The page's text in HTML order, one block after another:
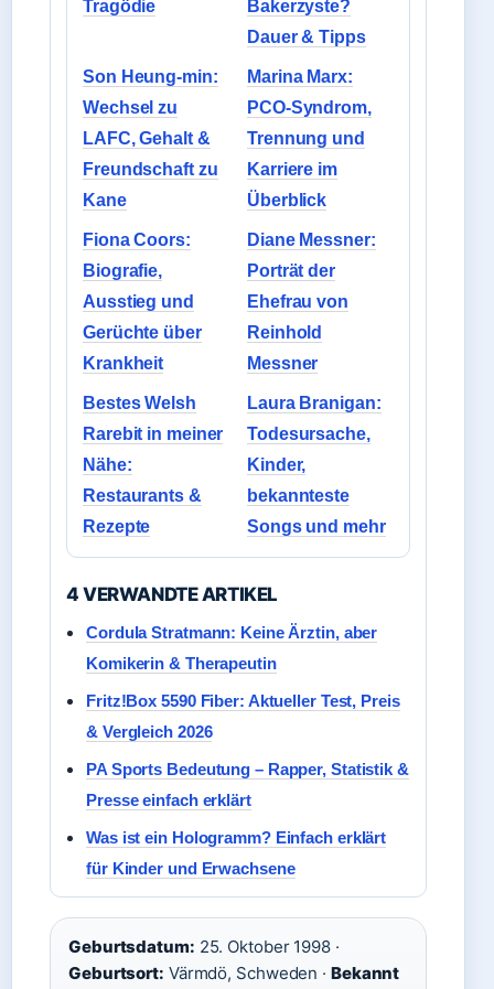
Tragödie
Bakerzyste?
Dauer & Tipps
Son Heung-min:
Wechsel zu
LAFC, Gehalt &
Freundschaft zu
Kane
Marina Marx:
PCO-Syndrom,
Trennung und
Karriere im
Überblick
Fiona Coors:
Biografie,
Ausstieg und
Gerüchte über
Krankheit
Diane Messner:
Porträt der
Ehefrau von
Reinhold
Messner
Bestes Welsh
Rarebit in meiner
Nähe:
Restaurants &
Rezepte
Laura Branigan:
Todesursache,
Kinder,
bekannteste
Songs und mehr
4 VERWANDTE ARTIKEL
Cordula Stratmann: Keine Ärztin, aber
Komikerin & Therapeutin
Fritz!Box 5590 Fiber: Aktueller Test, Preis
& Vergleich 2026
PA Sports Bedeutung – Rapper, Statistik &
Presse einfach erklärt
Was ist ein Hologramm? Einfach erklärt
für Kinder und Erwachsene
Geburtsdatum: 25. Oktober 1998 ·
Geburtsort: Värmdö, Schweden · Bekannt